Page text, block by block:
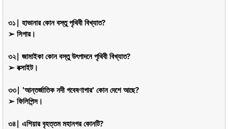
৩১| হাভানার কোন বস্তু পৃথিবী বিখ্যাত?
➢ সিগার।
৩২| জামাইকা কোন বস্তু উৎপাদনে পৃথিবী বিখ্যাত?
➢ বক্সাইট।
৩৩| 'আন্তর্জাতিক নদী গবেষণাগার' কোন দেশে আছে?
➢ ফিলিপিন্স।
৩৪| এশিয়ার বৃহত্তম মহানগর কোনটি?